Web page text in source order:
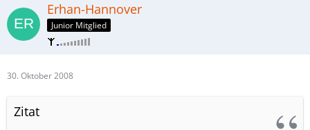
Erhan-Hannover
Junior Mitglied
30. Oktober 2008
Zitat